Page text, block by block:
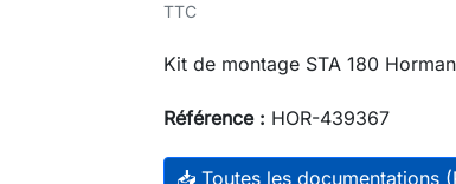
TTC
Kit de montage STA 180
Référence : HOR-439367
📥 Toutes les documentations